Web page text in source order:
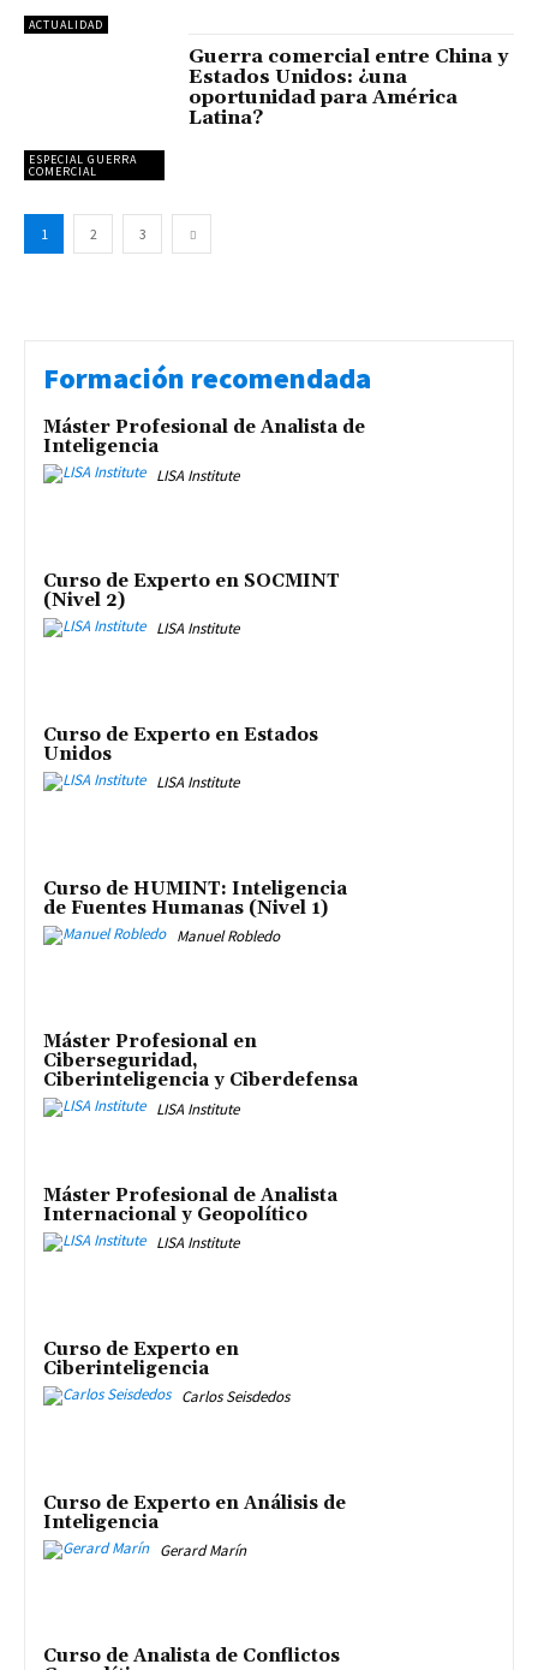
ACTUALIDAD
ESPECIAL GUERRA
COMERCIAL
Guerra comercial entre China y
Estados Unidos: ¿una
oportunidad para América
Latina?
1 2 3
Formación recomendada
Máster Profesional de Analista de
Inteligencia
LISA Institute
Curso de Experto en SOCMINT
(Nivel 2)
LISA Institute
Curso de Experto en Estados
Unidos
LISA Institute
Curso de HUMINT: Inteligencia
de Fuentes Humanas (Nivel 1)
Manuel Robledo
Máster Profesional en
Ciberseguridad,
Ciberinteligencia y Ciberdefensa
LISA Institute
Máster Profesional de Analista
Internacional y Geopolítico
LISA Institute
Curso de Experto en
Ciberinteligencia
Carlos Seisdedos
Curso de Experto en Análisis de
Inteligencia
Gerard Marín
Curso de Analista de Conflictos